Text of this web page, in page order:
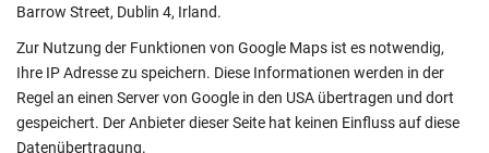
Barrow Street, Dublin 4, Irland.
Zur Nutzung der Funktionen von Google Maps ist es notwendig,
Ihre IP Adresse zu speichern. Diese Informationen werden in der
Regel an einen Server von Google in den USA übertragen und dort
gespeichert. Der Anbieter dieser Seite hat keinen Einfluss auf diese
Datenübertragung.